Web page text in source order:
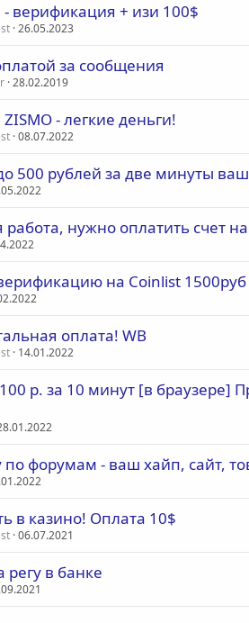
- верификация + изи 100$
26.05.2023
за сообщения
28.02.2019
- легкие деньги!
08.07.2022
500 рублей за две минуты
работа, нужно оплатить счет
на Coinlist 1500руб
оплата! WB
14.01.2022
р. за 10 минут [в браузере]
по форумам - ваш хайп, сайт,
в казино! Оплата 10$
06.07.2021
регу в банке